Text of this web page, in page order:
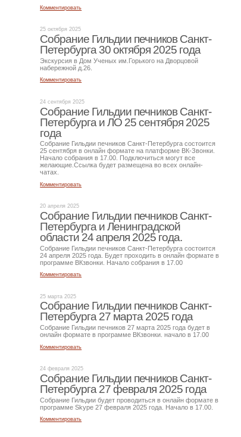
Комментировать
25 октября 2025
Собрание Гильдии печников Санкт-
Петербурга 30 октября 2025 года
Экскурсия в Дом Ученых им.Горького на Дворцовой
набережной д.26.
Комментировать
24 сентября 2025
Собрание Гильдии печников Санкт-
Петербурга и ЛО 25 сентября 2025
года
Собрание Гильдии печников Санкт-Петербурга состоится
25 сентября в онлайн формате на платформе ВК-Звонки.
Начало собрания в 17.00. Подключиться могут все
желающие.Ссылка будет размещена во всех онлайн-
чатах.
Комментировать
20 апреля 2025
Собрание Гильдии печников Санкт-
Петербурга и Ленинградской
области 24 апреля 2025 года.
Собрание Гильдии печников Санкт-Петербурга состоится
24 апреля 2025 года. Будет проходить в онлайн формате в
программе ВКзвонки. Начало собрания в 17.00
Комментировать
25 марта 2025
Собрание Гильдии печников Санкт-
Петербурга 27 марта 2025 года
Собрание Гильдии печников 27 марта 2025 года будет в
онлайн формате в программе ВКзвонки. начало в 17.00
Комментировать
24 февраля 2025
Собрание Гильдии печников Санкт-
Петербурга 27 февраля 2025 года
Собрание Гильдии будет проводиться в онлайн формате в
программе Skype 27 февраля 2025 года. Начало в 17.00.
Комментировать